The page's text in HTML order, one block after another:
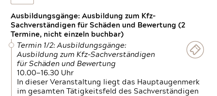
Ausbildungsgänge: Ausbildung zum Kfz-
Sachverständigen für Schäden und Bewertung (2
Termine, nicht einzeln buchbar)
Termin 1/2: Ausbildungsgänge:
Ausbildung zum Kfz-Sachverständigen
für Schäden und Bewertung
10.00—16.30 Uhr
In dieser Veranstaltung liegt das Hauptaugenmerk
im gesamten Tätigkeitsfeld des Sachverständigen